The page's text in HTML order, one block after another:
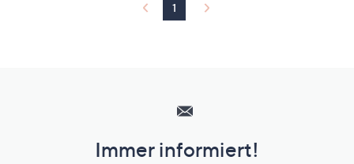
1
Unternehmensinformationen
Immer informiert!